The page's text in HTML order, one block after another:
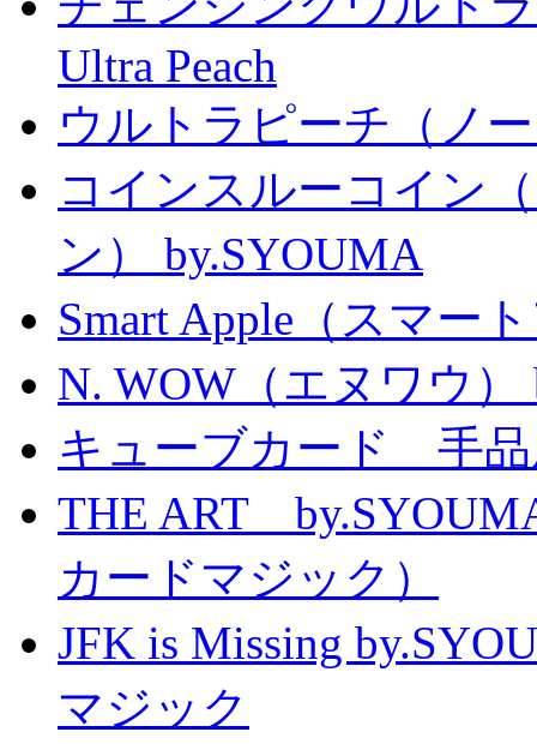
Ultra Peach
ウルトラピーチ（ノ
コインスルーコイン
ン） by.SYOUMA
Smart Apple（スマー
N. WOW（エヌワウ）
キューブカード 手
THE ART
カードマジック）
JFK is Missing
マジック